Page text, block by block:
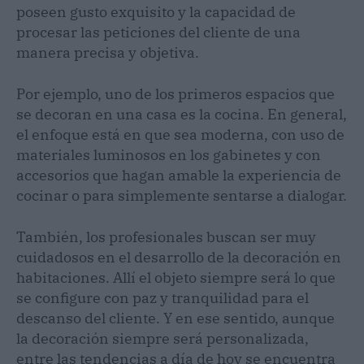
poseen gusto exquisito y la capacidad de
procesar las peticiones del cliente de una
manera precisa y objetiva.
Por ejemplo, uno de los primeros espacios que
se decoran en una casa es la cocina. En general,
el enfoque está en que sea moderna, con uso de
materiales luminosos en los gabinetes y con
accesorios que hagan amable la experiencia de
cocinar o para simplemente sentarse a dialogar.
También, los profesionales buscan ser muy
cuidadosos en el desarrollo de la decoración en
habitaciones. Allí el objeto siempre será lo que
se configure con paz y tranquilidad para el
descanso del cliente. Y en ese sentido, aunque
la decoración siempre será personalizada,
entre las tendencias a día de hoy se encuentra